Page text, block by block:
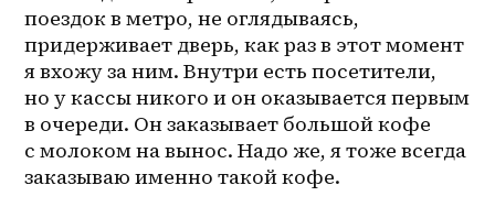
поездок в метро, не оглядываясь,
придерживает дверь, как раз в этот момент
я вхожу за ним. Внутри есть посетители,
но у кассы никого и он оказывается первым
в очереди. Он заказывает большой кофе
с молоком на вынос. Надо же, я тоже всегда
заказываю именно такой кофе.